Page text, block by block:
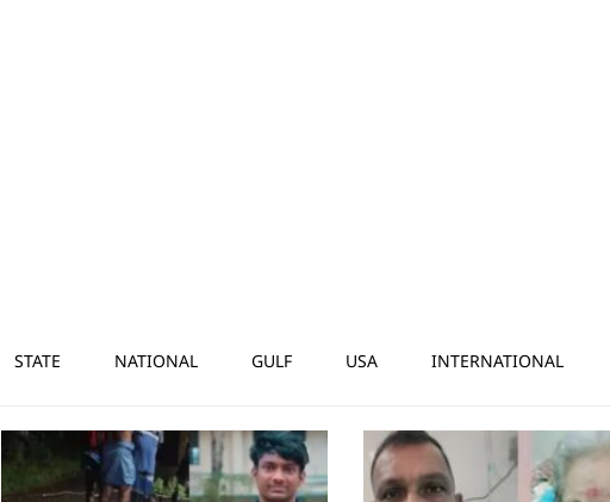
STATE NATIONAL GULF USA INTERNATIONAL